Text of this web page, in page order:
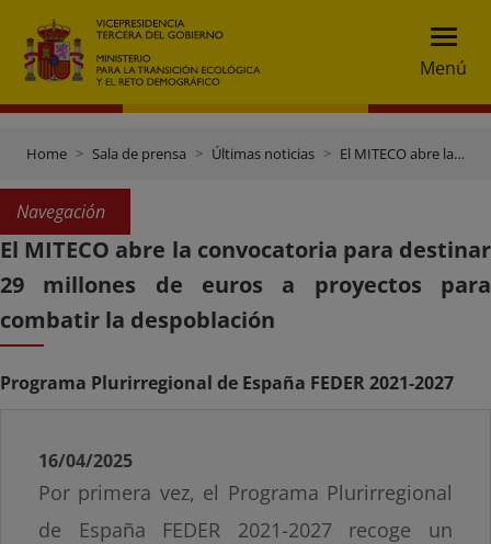
Menú
Home Sala de prensa Últimas noticias El MITECO abre la convocatoria para destinar 29 millones de euros a proyectos para combatir la despoblación
Navegación
El MITECO abre la convocatoria para destinar
29 millones de euros a proyectos para
combatir la despoblación
Programa Plurirregional de España FEDER 2021-2027
16/04/2025
Por primera vez, el Programa Plurirregional
de España FEDER 2021-2027 recoge un